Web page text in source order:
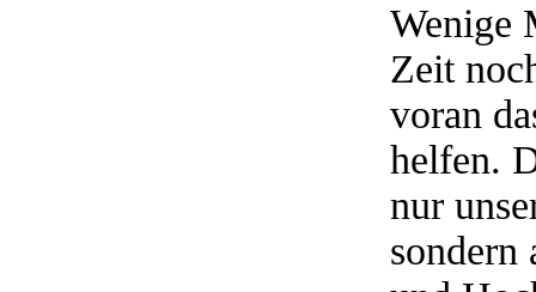
Wenige
Zeit
voran
helfen.
nur
sondern